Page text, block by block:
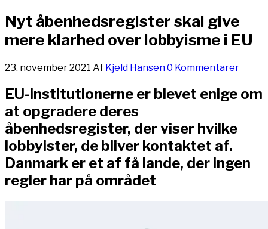
Nyt åbenhedsregister skal give
mere klarhed over lobbyisme i EU
23. november 2021 Af Kjeld Hansen0 Kommentarer
EU-institutionerne er blevet enige om
at opgradere deres
åbenhedsregister, der viser hvilke
lobbyister, de bliver kontaktet af.
Danmark er et af få lande, der ingen
regler har på området